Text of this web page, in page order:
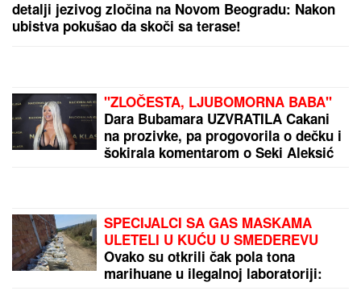
BIVŠEG PARTNERA
kako prepoznati MANIPULATORA:
"Intuicija me je od početka
upozoravala"